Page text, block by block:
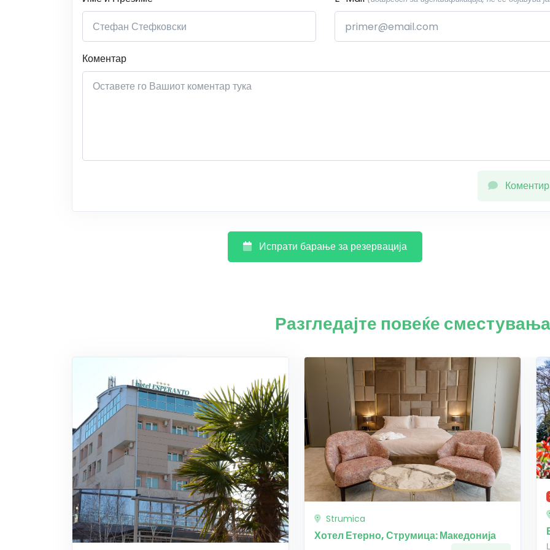
Коментар
Испрати барање за резервација
Разгледајте повеќе сместувања
Strumica
Хотел Етерно, Струмица: Македонија